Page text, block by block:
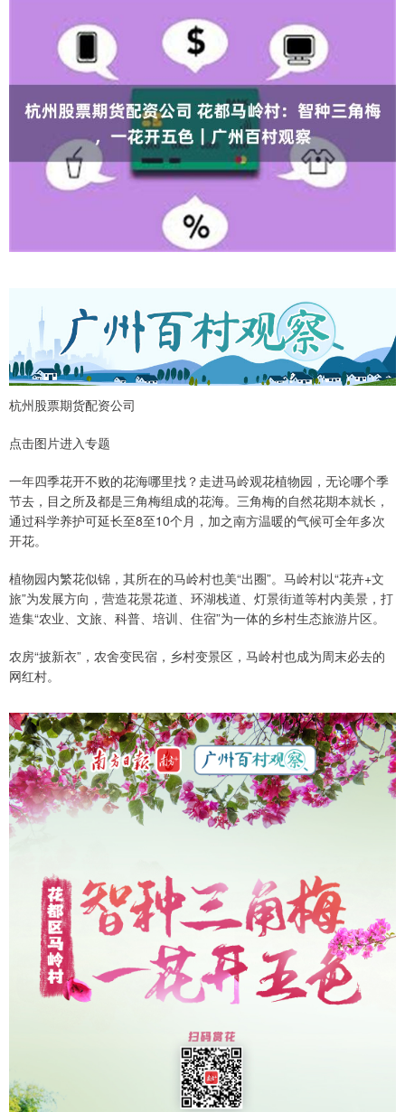
杭州股票期货配资公司
点击图片进入专题
一年四季花开不败的花海哪里找？走进马岭观花植物园，无论哪个季
节去，目之所及都是三角梅组成的花海。三角梅的自然花期本就长，
通过科学养护可延长至8至10个月，加之南方温暖的气候可全年多次
开花。
植物园内繁花似锦，其所在的马岭村也美“出圈”。马岭村以“花卉+文
旅”为发展方向，营造花景花道、环湖栈道、灯景街道等村内美景，打
造集“农业、文旅、科普、培训、住宿”为一体的乡村生态旅游片区。
农房“披新衣”，农舍变民宿，乡村变景区，马岭村也成为周末必去的
网红村。